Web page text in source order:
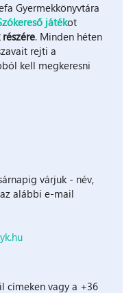
Gyermekkönyvtára
játékot
. Minden héten
rejti a
kell megkeresni
várjuk - név,
alábbi e-mail
címeken vagy a +36